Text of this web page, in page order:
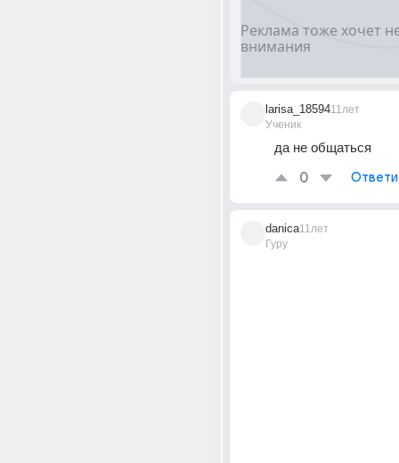
larisa_18594
Ученик
11лет
да не общаться
0
danica
Гуру
11лет